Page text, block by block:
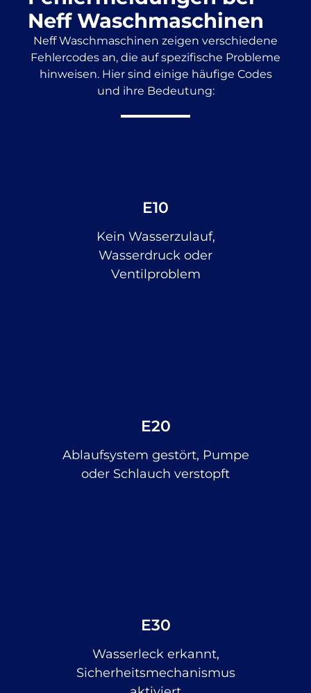
Neff Waschmaschinen
Neff Waschmaschinen zeigen verschiedene
Fehlercodes an, die auf spezifische Probleme
hinweisen. Hier sind einige häufige Codes
und ihre Bedeutung:
E10
Kein Wasserzulauf,
Wasserdruck oder
Ventilproblem
E20
Ablaufsystem gestört, Pumpe
oder Schlauch verstopft
E30
Wasserleck erkannt,
Sicherheitsmechanismus